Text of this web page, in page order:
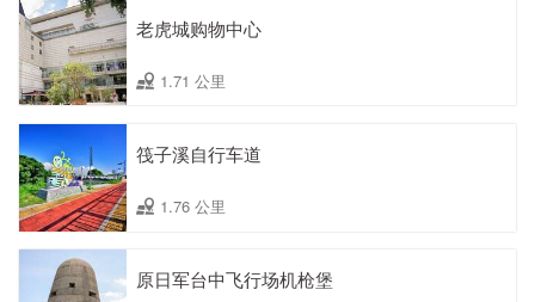
老虎城购物中心
1.71 公里
筏子溪自行车道
1.76 公里
原日军台中飞行场机枪堡